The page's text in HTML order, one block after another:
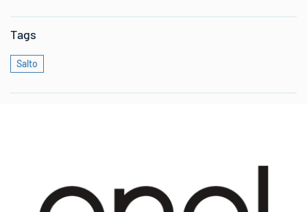
Tags
Salto